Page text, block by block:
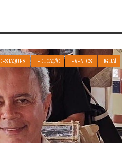
DESTAQUES EDUCAÇÃO EVENTOS
IGUAÍ